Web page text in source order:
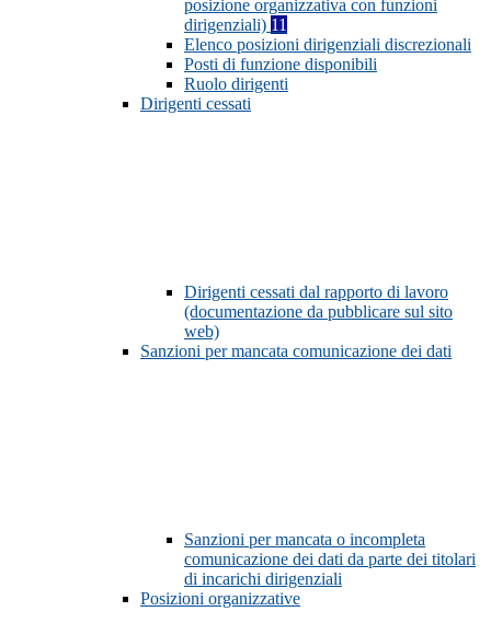
posizione organizzativa con funzioni
dirigenziali) 11
Elenco posizioni dirigenziali discrezionali
Posti di funzione disponibili
Ruolo dirigenti
Dirigenti cessati
Dirigenti cessati dal rapporto di lavoro
(documentazione da pubblicare sul sito
web)
Sanzioni per mancata comunicazione dei dati
Sanzioni per mancata o incompleta
comunicazione dei dati da parte dei titolari
di incarichi dirigenziali
Posizioni organizzative